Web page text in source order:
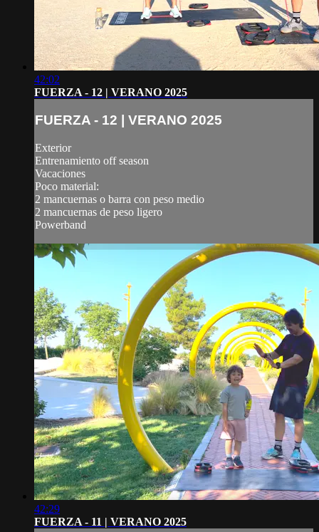
42:02
FUERZA - 12 | VERANO 2025
FUERZA - 12 | VERANO 2025
Exterior
Entrenamiento off season
Vacaciones
Poco material:
2 mancuernas o barra con peso medio
2 mancuernas de peso ligero
Powerband
42:29
FUERZA - 11 | VERANO 2025